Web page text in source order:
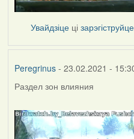
Увайдзіце ці
Peregrinus- 23.02.2021 -
Раздел зон влияния